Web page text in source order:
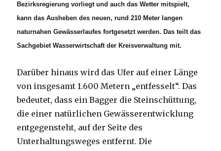
Bezirksregierung vorliegt und auch das Wetter mitspielt,
kann das Ausheben des neuen, rund 210 Meter langen
naturnahen Gewässerlaufes fortgesetzt werden. Das teilt das
Sachgebiet Wasserwirtschaft der Kreisverwaltung mit.
Darüber hinaus wird das Ufer auf einer Länge
von insgesamt 1.600 Metern „entfesselt“. Das
bedeutet, dass ein Bagger die Steinschüttung,
die einer natürlichen Gewässerentwicklung
entgegensteht, auf der Seite des
Unterhaltungsweges entfernt. Die